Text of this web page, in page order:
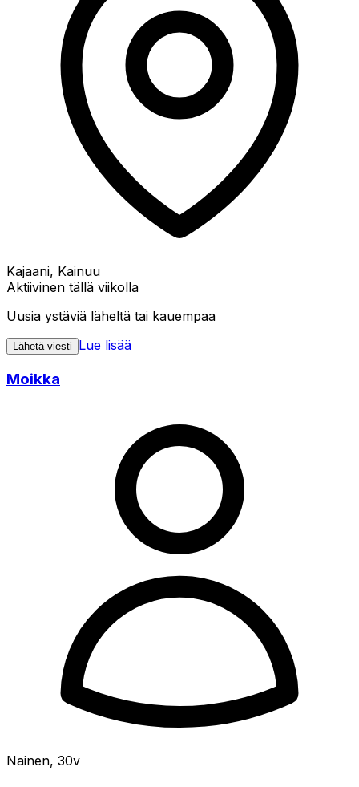
Kajaani, Kainuu
Aktiivinen tällä viikolla
Uusia ystäviä läheltä tai kauempaa
Lähetä viesti Lue lisää
Moikka
Nainen, 30v